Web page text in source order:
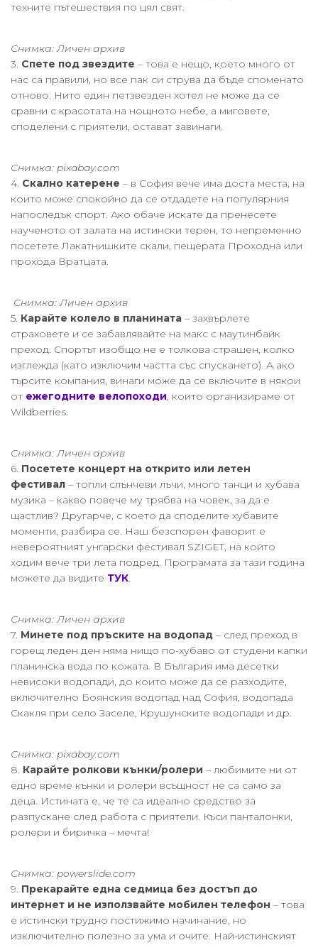
техните пътешествия по цял свят.
Снимка: Личен архив
3. Спете под звездите – това е нещо, което много от
нас са правили, но все пак си струва да бъде споменато
отново. Нито един петзвезден хотел не може да се
сравни с красотата на нощното небе, а миговете,
споделени с приятели, остават завинаги.
Снимка: pixabay.com
4. Скално катерене – в София вече има доста места, на
които може спокойно да се отдадете на популярния
напоследък спорт. Ако обаче искате да пренесете
наученото от залата на истински терен, то непременно
посетете Лакатнишките скали, пещерата Проходна или
прохода Вратцата.
Снимка: Личен архив
5. Карайте колело в планината – захвърлете
страховете и се забавлявайте на макс с маутинбайк
преход. Спортът изобщо не е толкова страшен, колко
изглежда (като изключим частта със спускането). А ако
търсите компания, винаги може да се включите в някои
от ежегодните велопоходи, които организираме от
Wildberries.
Снимка: Личен архив
6. Посетете концерт на открито или летен
фестивал – топли слънчеви лъчи, много танци и хубава
музика – какво повече му трябва на човек, за да е
щастлив? Другарче, с което да споделите хубавите
моменти, разбира се. Наш безспорен фаворит е
невероятният унгарски фестивал SZIGET, на който
ходим вече три лета подред. Програмата за тази година
можете да видите ТУК.
Снимка: Личен архив
7. Минете под пръските на водопад – след преход в
горещ леден ден няма нищо по-хубаво от студени капки
планинска вода по кожата. В България има десетки
невисоки водопади, до които може да се разходите,
включително Боянския водопад над София, водопада
Скакля при село Заселе, Крушунските водопади и др.
Снимка: pixabay.com
8. Карайте ролкови кънки/ролери – любимите ни от
едно време кънки и ролери всъщност не са само за
деца. Истината е, че те са идеално средство за
разпускане след работа с приятели. Къси панталонки,
ролери и биричка – мечта!
Снимка: powerslide.com
9. Прекарайте една седмица без достъп до
интернет и не използвайте мобилен телефон – това
е истински трудно постижимо начинание, но
изключително полезно за ума и очите. Най-истинският